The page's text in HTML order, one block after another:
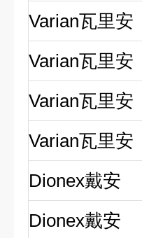
Varian瓦里安
Varian瓦里安
Varian瓦里安
Varian瓦里安
Dionex戴安
Dionex戴安